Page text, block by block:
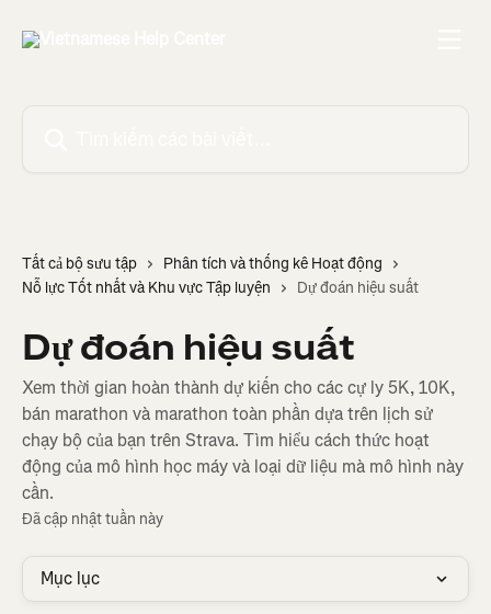
Tất cả bộ sưu tập
Phân tích và thống kê Hoạt động
Nỗ lực Tốt nhất và Khu vực Tập luyện
Dự đoán hiệu suất
Dự đoán hiệu suất
Xem thời gian hoàn thành dự kiến cho các cự ly 5K, 10K,
bán marathon và marathon toàn phần dựa trên lịch sử
chạy bộ của bạn trên Strava. Tìm hiểu cách thức hoạt
động của mô hình học máy và loại dữ liệu mà mô hình này
cần.
Đã cập nhật tuần này
Mục lục